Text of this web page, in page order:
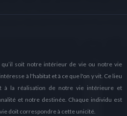
soit notre intérieur de vie ou notre vie
à l'habitat et à ce que l'on y vit. Ce lieu
à la réalisation de notre vie intérieure et
et notre destinée. Chaque individu est
doit correspondre à cette unicité.